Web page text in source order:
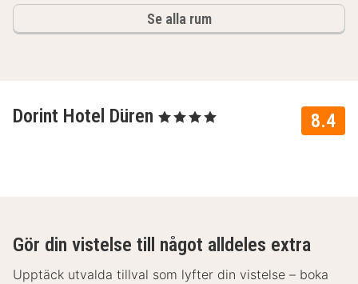
Se alla rum
8.4
Dorint Hotel Düren , 4 Stjärnor
Gör din vistelse till något alldeles extra
Upptäck utvalda tillval som lyfter din vistelse – boka